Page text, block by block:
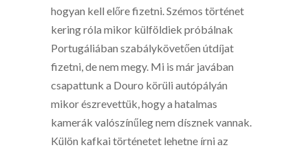
hogyan kell előre fizetni. Szémos történet
kering róla mikor külföldiek próbálnak
Portugáliában szabálykövetően útdíjat
fizetni, de nem megy. Mi is már javában
csapattunk a Douro körüli autópályán
mikor észrevettük, hogy a hatalmas
kamerák valószínűleg nem dísznek vannak.
Külön kafkai történetet lehetne írni az